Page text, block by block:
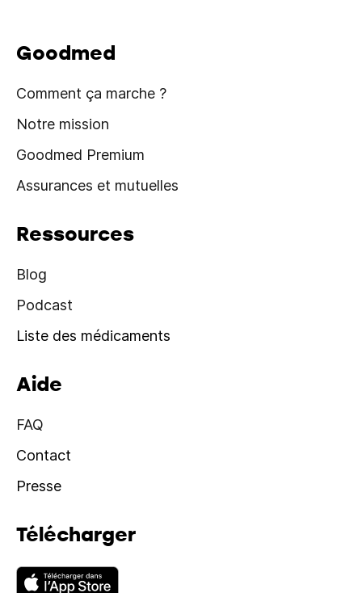
Goodmed
Comment ça marche ?
Notre mission
Goodmed Premium
Assurances et mutuelles
Ressources
Blog
Podcast
Liste des médicaments
Aide
FAQ
Contact
Presse
Télécharger